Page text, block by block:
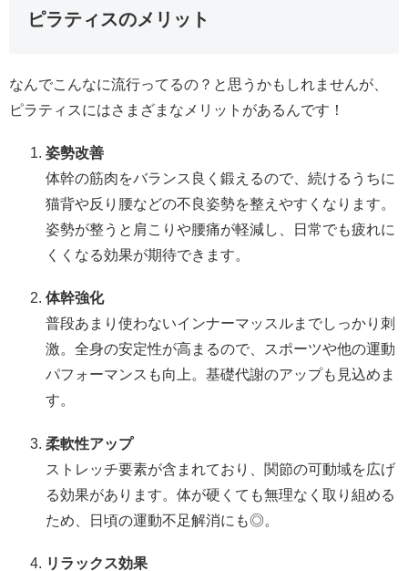
ピラティスのメリット
なんでこんなに流行ってるの？と思うかもしれませんが、
ピラティスにはさまざまなメリットがあるんです！
姿勢改善
体幹の筋肉をバランス良く鍛えるので、続けるうちに
猫背や反り腰などの不良姿勢を整えやすくなります。
姿勢が整うと肩こりや腰痛が軽減し、日常でも疲れに
くくなる効果が期待できます。
体幹強化
普段あまり使わないインナーマッスルまでしっかり刺
激。全身の安定性が高まるので、スポーツや他の運動
パフォーマンスも向上。基礎代謝のアップも見込めま
す。
柔軟性アップ
ストレッチ要素が含まれており、関節の可動域を広げ
る効果があります。体が硬くても無理なく取り組める
ため、日頃の運動不足解消にも◎。
リラックス効果